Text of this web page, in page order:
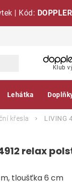
| Kód:
Klub
Lehátka
křesla LIVING
relax
tloušťka 6 cm